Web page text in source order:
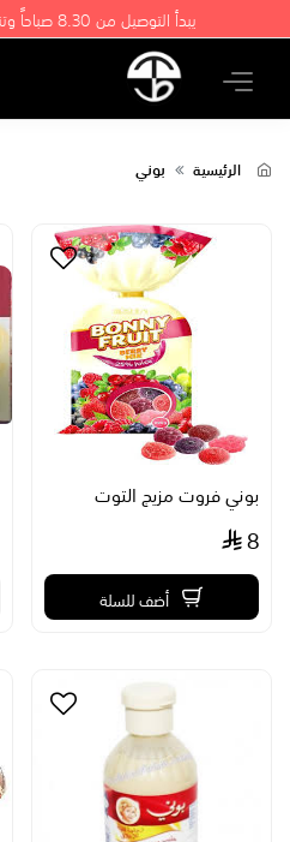
يبدأ التوصيل من 8.30 صباحاً وتنتهي الطلبات 2 ليلاً
الرئيسية بوني
بوني فروت مزيج التوت
8
أضف للسلة